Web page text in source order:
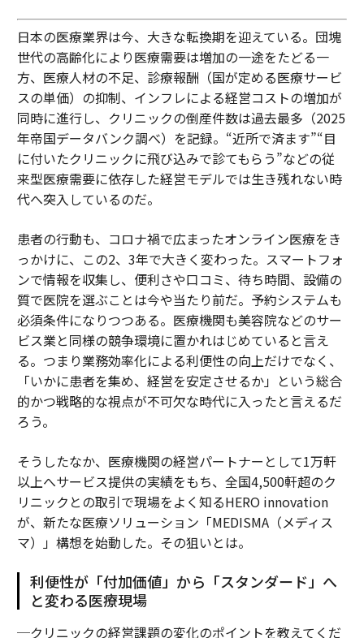
日本の医療業界は今、大きな転換期を迎えている。団塊
世代の高齢化により医療需要は増加の一途をたどる一
方、医療人材の不足、診療報酬（国が定める医療サービ
スの単価）の抑制、インフレによる経営コストの増加が
同時に進行し、クリニックの倒産件数は過去最多（2025
年帝国データバンク調べ）を記録。“近所で済ます”“目
に付いたクリニックに飛び込みで診てもらう”などの従
来型医療需要に依存した経営モデルでは生き残れない時
代へ突入しているのだ。
患者の行動も、コロナ禍で広まったオンライン医療をき
っかけに、この2、3年で大きく変わった。スマートフォ
ンで情報を収集し、便利さや口コミ、待ち時間、設備の
質で医院を選ぶことは今や当たり前だ。予約システムも
必須条件になりつつある。医療機関も美容院などのサー
ビス業と同様の競争環境に置かれはじめていると言え
る。つまり業務効率化による利便性の向上だけでなく、
「いかに患者を集め、経営を安定させるか」という総合
的かつ戦略的な視点が不可欠な時代に入ったと言えるだ
ろう。
そうしたなか、医療機関の経営パートナーとして1万軒
以上へサービス提供の実績をもち、全国4,500軒超のク
リニックとの取引で現場をよく知るHERO innovation
が、新たな医療ソリューション「MEDISMA（メディス
マ）」構想を始動した。その狙いとは。
利便性が「付加価値」から「スタンダード」へ
と変わる医療現場
─クリニックの経営課題の変化のポイントを教えてくだ